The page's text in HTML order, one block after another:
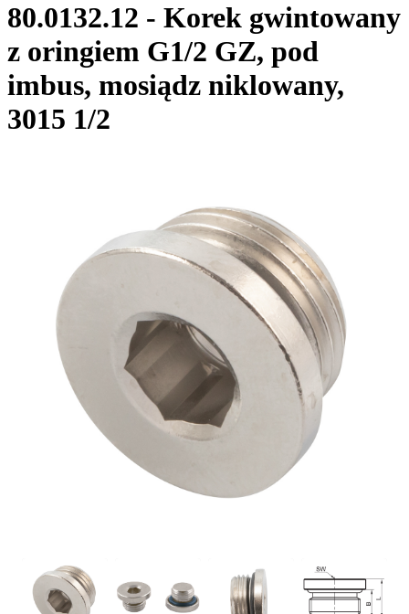
80.0132.12 - Korek gwintowany
z oringiem G1/2 GZ, pod
imbus, mosiądz niklowany,
3015 1/2